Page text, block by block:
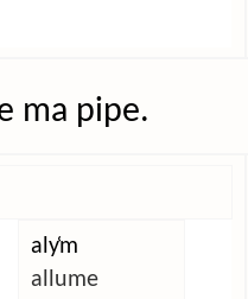
ma pipe.
aly̜m
allume